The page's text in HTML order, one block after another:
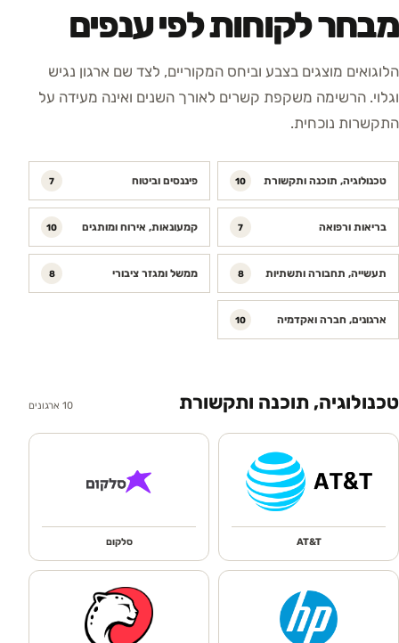
מבחר לקוחות לפי ענפים
הלוגואים מוצגים בצבע וביחס המקוריים, לצד שם ארגון נגיש
וגלוי. הרשימה משקפת קשרים לאורך השנים ואינה מעידה על
התקשרות נוכחית.
טכנולוגיה, תוכנה ותקשורת 10 פיננסים וביטוח 7
בריאות ורפואה 7 קמעונאות, אירוח ומותגים 10
תעשייה, תחבורה ותשתיות 8 ממשל ומגזר ציבורי 8
ארגונים, חברה ואקדמיה 10
טכנולוגיה, תוכנה ותקשורת 10 ארגונים
AT&T סלקום